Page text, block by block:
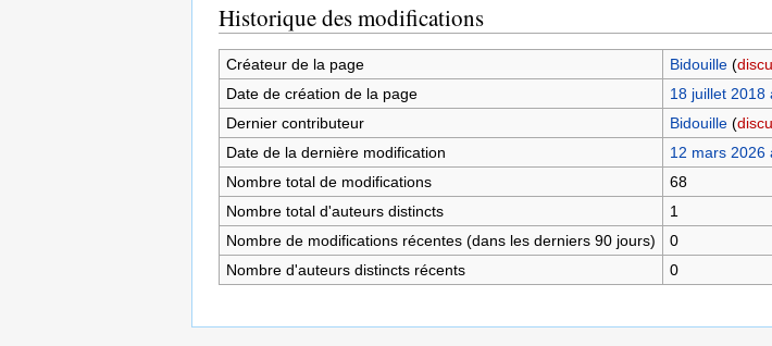
Historique des modifications
Créateur de la page Bidouille (
Date de création de la page
18 juillet 2018
Dernier contributeur
Bidouille (
Date de la dernière modification
12 mars 2026
Nombre total de modifications
68
Nombre total d'auteurs distincts
1
Nombre de modifications récentes (dans les derniers 90 jours)
0
Nombre d'auteurs distincts récents
0